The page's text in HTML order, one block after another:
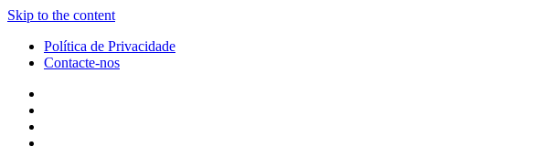
Skip to the content
Política de Privacidade
Contacte-nos